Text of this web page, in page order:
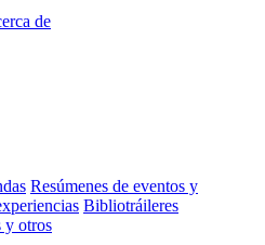
de
Resúmenes de eventos y
Bibliotráileres
y otros